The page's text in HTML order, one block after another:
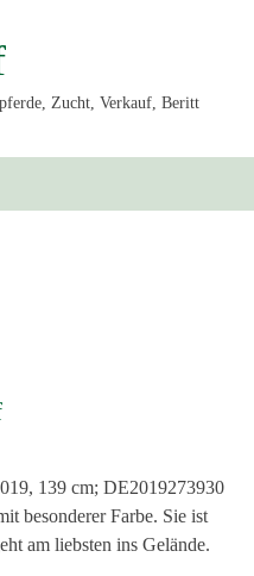
Zucht, Verkauf, Beritt
139 cm; DE2019273930
besonderer Farbe. Sie ist
am liebsten ins Gelände.